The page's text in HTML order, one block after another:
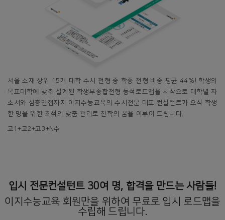
서울 소재 상위 15개 대학 수시 전형 중 학종 전형 비중 평균 44%! 학생의
목표대학에 맞춰 설계된 학생부종합전형 동적로드맵을 시작으로 대학별 자
소서와 심층면접까지 이지수능교육의 수시전문 대표 컨설턴트가 오직 학생
한 명을 위한 최적의 맞춤 관리로 진학의 꿈을 이루어 드립니다.
고1+고2+고3+N수
입시 전문컨설턴트 30여 명, 합격을 만드는 사람들!
이지수능교육 회원만을 위하여 무료로 입시 로드맵을
수립해 드립니다.